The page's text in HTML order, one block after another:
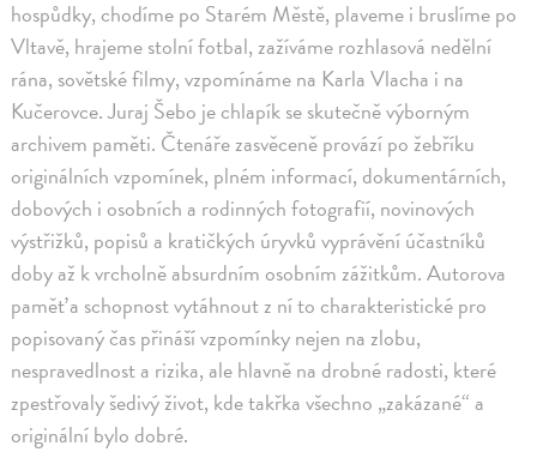
hospůdky, chodíme po Starém Městě, plaveme i bruslíme po
Vltavě, hrajeme stolní fotbal, zažíváme rozhlasová nedělní
rána, sovětské filmy, vzpomínáme na Karla Vlacha i na
Kučerovce. Juraj Šebo je chlapík se skutečně výborným
archivem paměti. Čtenáře zasvěceně provází po žebříku
originálních vzpomínek, plném informací, dokumentárních,
dobových i osobních a rodinných fotografií, novinových
výstřižků, popisů a kratičkých úryvků vyprávění účastníků
doby až k vrcholně absurdním osobním zážitkům. Autorova
paměť a schopnost vytáhnout z ní to charakteristické pro
popisovaný čas přináší vzpomínky nejen na zlobu,
nespravedlnost a rizika, ale hlavně na drobné radosti, které
zpestřovaly šedivý život, kde takřka všechno „zakázané“ a
originální bylo dobré.